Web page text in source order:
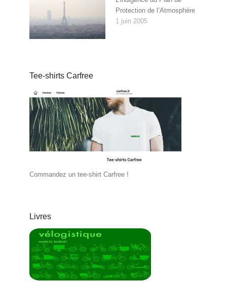
Protection de l’Atmosphère
1 juin 2005
Tee-shirts Carfree
Commandez un tee-shirt Carfree !
Livres